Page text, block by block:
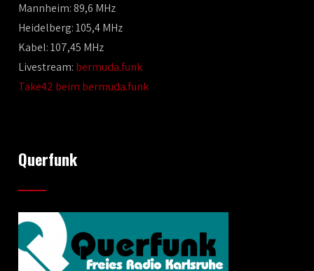
Mannheim: 89,6 MHz
Heidelberg: 105,4 MHz
Kabel: 107,45 MHz
Livestream: bermuda.funk
Take42 beim bermuda.funk
Querfunk